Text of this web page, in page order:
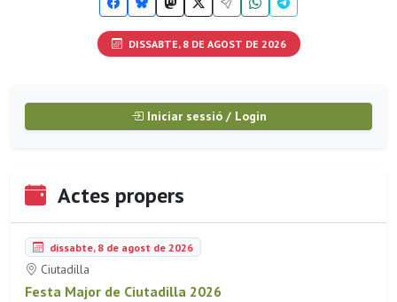
DISSABTE, 8 DE AGOST DE 2026
Iniciar sessió / Login
Actes propers
dissabte, 8 de agost de 2026
Ciutadilla
Festa Major de Ciutadilla 2026